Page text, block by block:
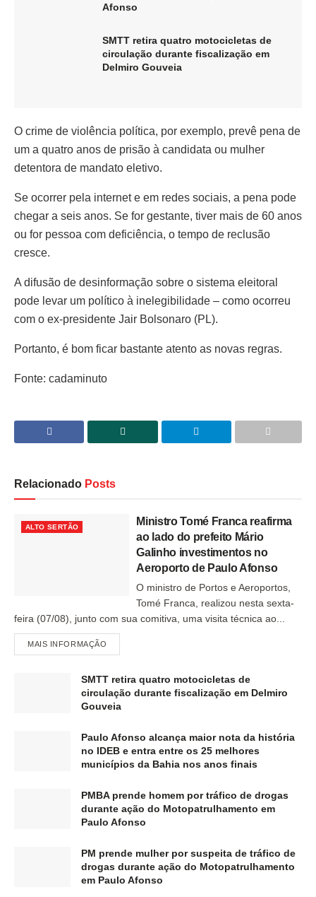
Afonso
SMTT retira quatro motocicletas de
circulação durante fiscalização em
Delmiro Gouveia
O crime de violência política, por exemplo, prevê pena de
um a quatro anos de prisão à candidata ou mulher
detentora de mandato eletivo.
Se ocorrer pela internet e em redes sociais, a pena pode
chegar a seis anos. Se for gestante, tiver mais de 60 anos
ou for pessoa com deficiência, o tempo de reclusão
cresce.
A difusão de desinformação sobre o sistema eleitoral
pode levar um político à inelegibilidade – como ocorreu
com o ex-presidente Jair Bolsonaro (PL).
Portanto, é bom ficar bastante atento as novas regras.
Fonte: cadaminuto
Relacionado Posts
ALTO SERTÃO
Ministro Tomé Franca reafirma
ao lado do prefeito Mário
Galinho investimentos no
Aeroporto de Paulo Afonso
O ministro de Portos e Aeroportos,
Tomé Franca, realizou nesta sexta-
feira (07/08), junto com sua comitiva, uma visita técnica ao...
MAIS INFORMAÇÃO
SMTT retira quatro motocicletas de
circulação durante fiscalização em Delmiro
Gouveia
Paulo Afonso alcança maior nota da história
no IDEB e entra entre os 25 melhores
municípios da Bahia nos anos finais
PMBA prende homem por tráfico de drogas
durante ação do Motopatrulhamento em
Paulo Afonso
PM prende mulher por suspeita de tráfico de
drogas durante ação do Motopatrulhamento
em Paulo Afonso